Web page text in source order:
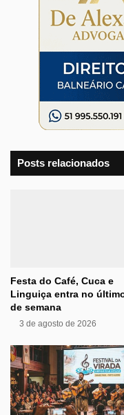
Posts relacionados
Festa do Café, Cuca e
Linguiça entra no
de semana
3 de agosto de 2026